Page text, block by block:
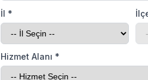
İl *
Hizmet Alanı *